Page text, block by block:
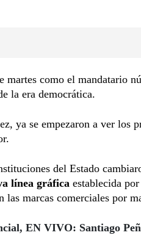
martes como el mandatario
la era democrática.
ya se empezaron a ver los
del Estado
línea gráfica establecida
las marcas comerciales por
EN VIVO: Santiago